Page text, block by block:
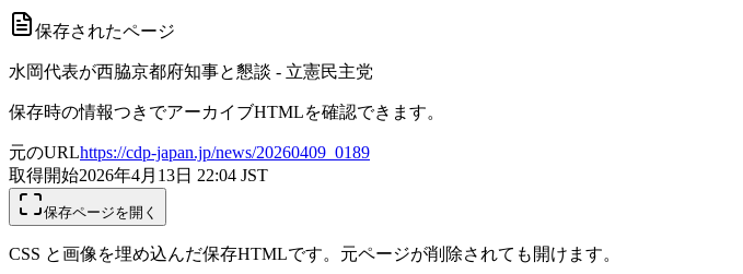
保存されたページ
水岡代表が西脇京都府知事と懇談 - 立憲民主党
保存時の情報つきでアーカイブHTMLを確認できます。
元のURLhttps://cdp-japan.jp/news/20260409_0189
取得開始2026年4月13日 22:04 JST
保存ページを開く
CSS と画像を埋め込んだ保存HTMLです。元ページが削除されても開けます。